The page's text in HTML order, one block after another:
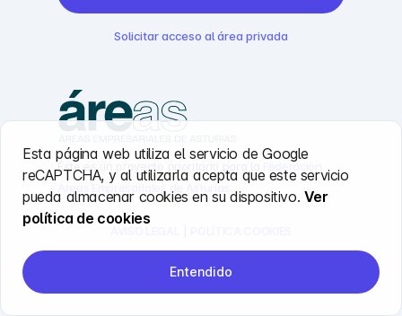
Esta página web utiliza el servicio de Google
reCAPTCHA, y al utilizarla acepta que este servicio
pueda almacenar cookies en su dispositivo. Ver
política de cookies
Entendido
Solicitar acceso al área privada
Éste es un proyecto prioritario para la
Federación
Áreas Empresariales de Asturias